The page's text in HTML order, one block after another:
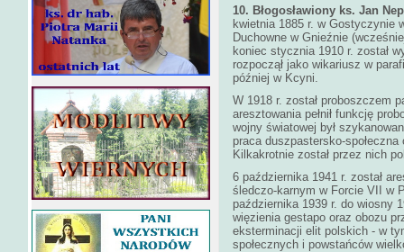
10. Błogosławiony ks. Jan
kwietnia 1885 r. w Gostyczynie
Duchowne w Gnieźnie
koniec stycznia 1910 r. został
rozpoczął jako wikariusz w
później w Kcyni.
W 1918 r. został proboszczem
aresztowania pełnił funkcję
wojny światowej był
praca duszpastersko-
Kilkakrotnie został przez nich
6 października 1941 r. został
śledczo-karnym w Forcie VII w
października 1939 r. do wiosny
więzienia gestapo oraz obozu
eksterminacji elit polskich - w
społecznych i powstańców